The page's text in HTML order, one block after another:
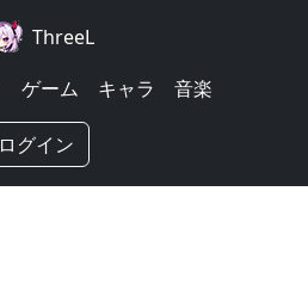
ThreeL
ゲーム キャラ 音楽
ログイン